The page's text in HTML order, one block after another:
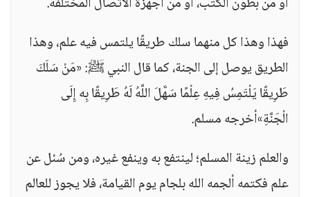
فهذا وهذا كل منهما سلك طريقًا يلتمس فيه علم، وهذا
الطريق يوصل إلى الجنة، كما قال النبي ﷺ: «مَنْ سَلَكَ
طَرِيقًا يَلْتَمِسُ فِيهِ عِلْمًا سَهَّلَ اللَّهُ لَهُ طَرِيقًا بِه إِلَى
الْجَنَّةِ»أخرجه مسلم.
والعلم زينة المسلم؛ لينتفع به وينفع غيره، ومن سُئل عن
علم فكتمه ألجمه الله بلجام يوم القيامة، فلا يجوز للعالم